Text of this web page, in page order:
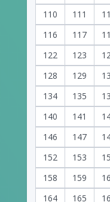
110
111
116
117
122
123
128
129
134
135
140
141
146
147
152
153
158
159
164
165